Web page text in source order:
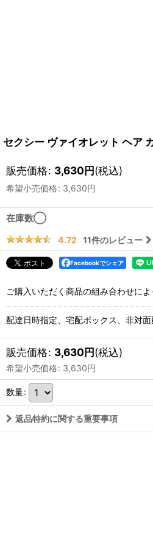
セクシー ヴァイオレット ヘア
販売価格: 3,630円(税込)
希望小売価格: 3,630円
在庫数◯
4.72 11件のレビュー
Facebookでシェア
ご購入いただく商品の組み合わせに
配達日時指定、宅配ボックス、非対面
販売価格: 3,630円(税込)
希望小売価格: 3,630円
数量:
返品特約に関する重要事項